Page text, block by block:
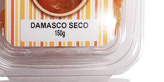
cerveja